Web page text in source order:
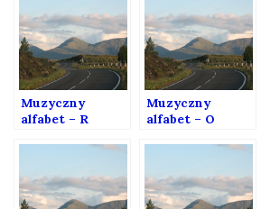
Muzyczny
alfabet – R
Muzyczny
alfabet – O